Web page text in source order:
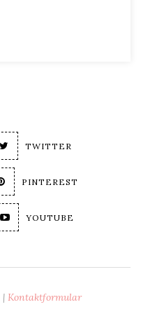
TWITTER
PINTEREST
YOUTUBE
| Kontaktformular